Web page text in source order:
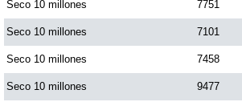
Motilon Noche
Paisita Día
Seco 10 millones 7751
Seco 10 millones 7101
Seco 10 millones 7458
Seco 10 millones 9477